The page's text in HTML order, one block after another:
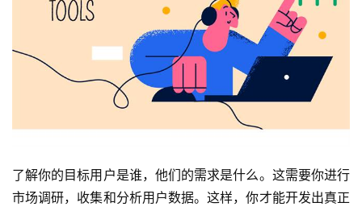
了解你的目标用户是谁，他们的需求是什么。这需要你进行
市场调研，收集和分析用户数据。这样，你才能开发出真正